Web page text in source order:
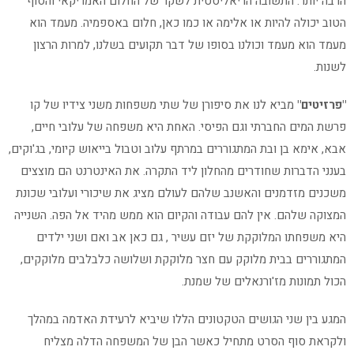
הטוב יכולה להיות או אלימה או כמו כאן, חלום באספמיה. מעמד הוא
מעמד הוא מעמד וכולנו בסופו של דבר תקועים בשלנו, למרות הרצון
לשנות.
"פרזיטים" מביא לנו את סיפורן של שתי משפחות משני צידיו של קו
פרשת המים החברתי וגם הפיסי. האחת היא משפחה של עלובי חיים,
אבא, אימא בן ובת המתגוררים במרתף עלוב וטבול בייאוש קיומי, בג'וקים,
בענני הדברות שחודרים מהחלון ליד התקרה. את האינטרנט הם מוצצים
משכנים מזדמנים והאשנב שלהם לעולם מציג את שיכורי ועלובי שכונת
המצוקה שלהם. אין להם עבודה והקיום הוא ממש מהיד אל הפה. השנייה
היא משפחתו המלוקקת של יזם עשיר , גם כאן אב ואם ושני ילדים
המתגוררים בבית מלוקק עם חצר מלוקקת ושלושה כלבלבים מלוקקים,
הכול תמונות מז'ורנאלים של שמנת.
המגע בין שני הגושים הטקטונים הללו שיביא לרעידת האדמה במהלך
ולקראת סוף הסרט מתחיל כאשר הבן של המשפחה הדלה מצליח